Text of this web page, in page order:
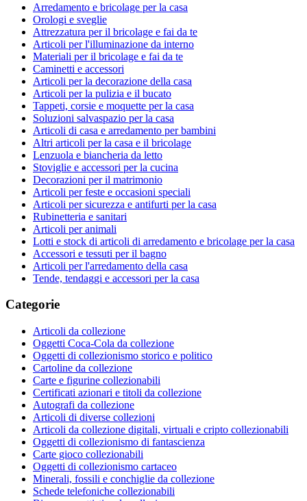
Arredamento e bricolage per la casa
Orologi e sveglie
Attrezzatura per il bricolage e fai da te
Articoli per l'illuminazione da interno
Materiali per il bricolage e fai da te
Caminetti e accessori
Articoli per la decorazione della casa
Articoli per la pulizia e il bucato
Tappeti, corsie e moquette per la casa
Soluzioni salvaspazio per la casa
Articoli di casa e arredamento per bambini
Altri articoli per la casa e il bricolage
Lenzuola e biancheria da letto
Stoviglie e accessori per la cucina
Decorazioni per il matrimonio
Articoli per feste e occasioni speciali
Articoli per sicurezza e antifurti per la casa
Rubinetteria e sanitari
Articoli per animali
Lotti e stock di articoli di arredamento e bricolage per la casa
Accessori e tessuti per il bagno
Articoli per l'arredamento della casa
Tende, tendaggi e accessori per la casa
Categorie
Articoli da collezione
Oggetti Coca-Cola da collezione
Oggetti di collezionismo storico e politico
Cartoline da collezione
Carte e figurine collezionabili
Certificati azionari e titoli da collezione
Autografi da collezione
Articoli di diverse collezioni
Articoli da collezione digitali, virtuali e cripto collezionabili
Oggetti di collezionismo di fantascienza
Carte gioco collezionabili
Oggetti di collezionismo cartaceo
Minerali, fossili e conchiglie da collezione
Schede telefoniche collezionabili